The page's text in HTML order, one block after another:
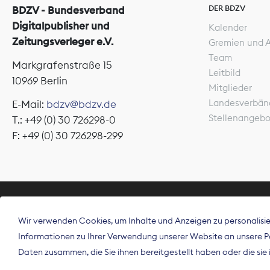
BDZV - Bundesverband
Digitalpublisher und
Zeitungsverleger e.V.
Markgrafenstraße 15
10969 Berlin
E-Mail: bdzv@bdzv.de
T.: +49 (0) 30 726298-0
F: +49 (0) 30 726298-299
DER BDZV
Kalender
Gremien und
Team
Leitbild
Mitglieder
Der
Wir verwenden Cookies, um Inhalte und Anzeigen zu
Informationen zu Ihrer Verwendung unserer Website an
Daten zusammen, die Sie ihnen bereitgestellt haben oder die